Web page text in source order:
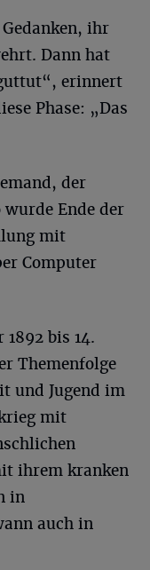
ihr
Dann hat
erinnert
Phase: „Das
der
Ende der
mit
Computer
1892 bis 14.
Themenfolge
und Jugend im
mit
ihrem kranken
in
auch in